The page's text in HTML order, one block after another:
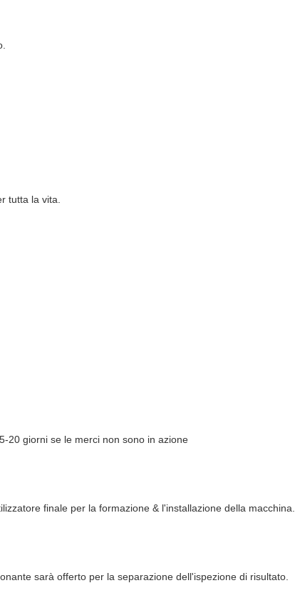
tutta la vita.
20 giorni se le merci non sono in azione
finale per la formazione & l'installazione della macchina.
sarà offerto per la separazione dell'ispezione di risultato.